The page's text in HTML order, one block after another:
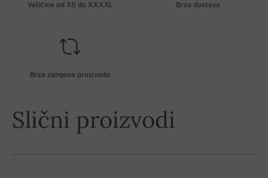
Veličine od XS do XXXXL Brza dostava
Brza zamjena proizvoda
Slični proizvodi